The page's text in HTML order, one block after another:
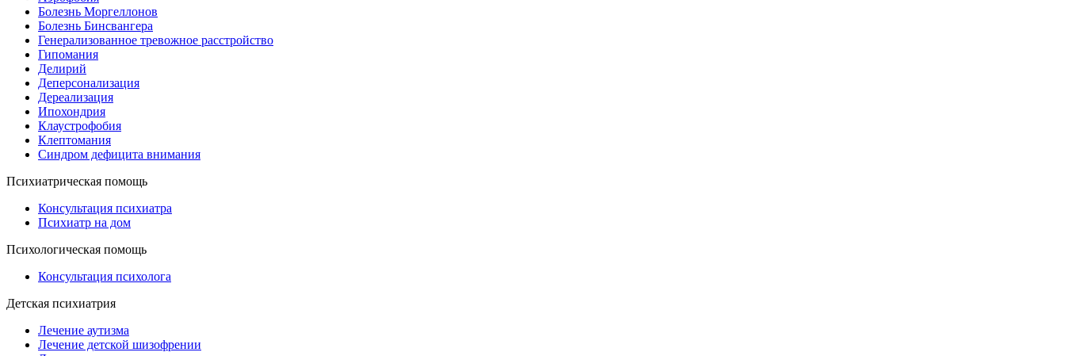
Болезнь Моргеллонов
Болезнь Бинсвангера
Генерализованное тревожное расстройство
Гипомания
Делирий
Деперсонализация
Дереализация
Ипохондрия
Клаустрофобия
Клептомания
Синдром дефицита внимания
Психиатрическая помощь
Консультация психиатра
Психиатр на дом
Психологическая помощь
Консультация психолога
Детская психиатрия
Лечение аутизма
Лечение детской шизофрении